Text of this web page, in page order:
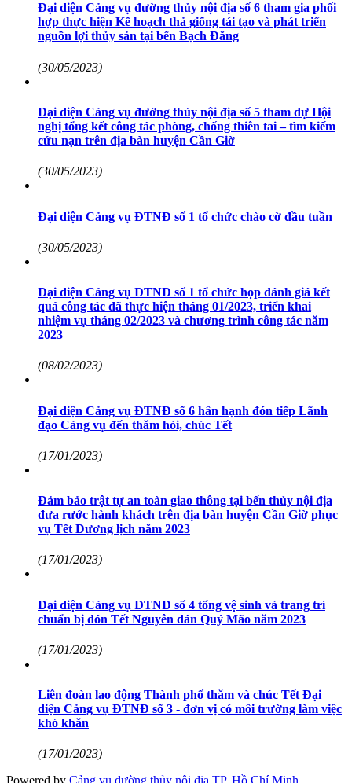
Đại diện Cảng vụ đường thủy nội địa số 6 tham gia phối
hợp thực hiện Kế hoạch thả giống tái tạo và phát triển
nguồn lợi thủy sản tại bến Bạch Đằng
(30/05/2023)
Đại diện Cảng vụ đường thủy nội địa số 5 tham dự Hội
nghị tổng kết công tác phòng, chống thiên tai – tìm kiếm
cứu nạn trên địa bàn huyện Cần Giờ
(30/05/2023)
Đại diện Cảng vụ ĐTNĐ số 1 tổ chức chào cờ đầu tuần
(30/05/2023)
Đại diện Cảng vụ ĐTNĐ số 1 tổ chức họp đánh giá kết
quả công tác đã thực hiện tháng 01/2023, triển khai
nhiệm vụ tháng 02/2023 và chương trình công tác năm
2023
(08/02/2023)
Đại diện Cảng vụ ĐTNĐ số 6 hân hạnh đón tiếp Lãnh
đạo Cảng vụ đến thăm hỏi, chúc Tết
(17/01/2023)
Đảm bảo trật tự an toàn giao thông tại bến thủy nội địa
đưa rước hành khách trên địa bàn huyện Cần Giờ phục
vụ Tết Dương lịch năm 2023
(17/01/2023)
Đại diện Cảng vụ ĐTNĐ số 4 tổng vệ sinh và trang trí
chuẩn bị đón Tết Nguyên đán Quý Mão năm 2023
(17/01/2023)
Liên đoàn lao động Thành phố thăm và chúc Tết Đại
diện Cảng vụ ĐTNĐ số 3 - đơn vị có môi trường làm việc
khó khăn
(17/01/2023)